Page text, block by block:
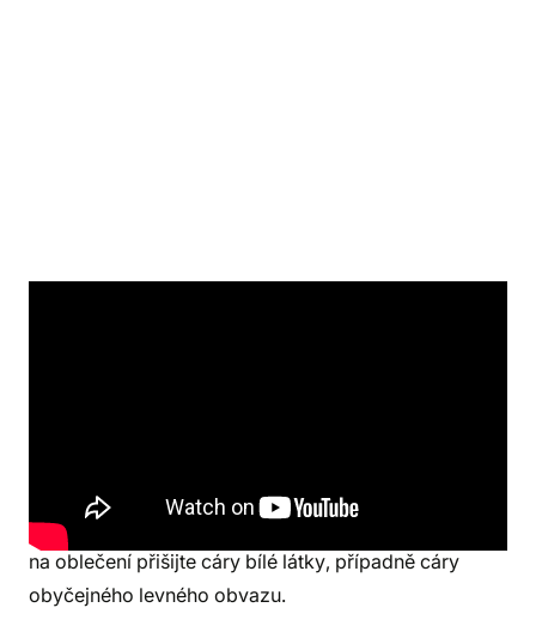
nebo Chemoprén. Oblékněte sebe nebo svou
ratolest do světlého oblečení a přilepte nebo náhodně
na oblečení přišijte cáry bílé látky, případně cáry
obyčejného levného obvazu.